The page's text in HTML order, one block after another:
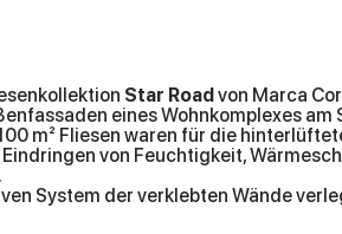
Star Roadvon Marca
eines Wohnkomplexes
m² Fliesen waren für die
von Feuchtigkeit,
System der verklebten Wände